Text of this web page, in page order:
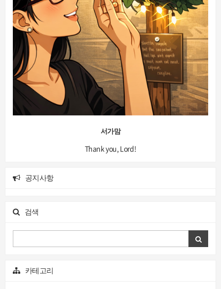
서가맘
Thank you, Lord!
공지사항
검색
카테고리